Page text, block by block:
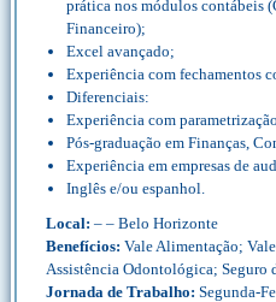
prática nos módulos contábeis
Financeiro);
Excel avançado;
Experiência com fechamentos
Diferenciais:
Experiência com
Pós-graduação em Finanças,
Experiência em empresas de
Inglês e/ou espanhol.
Local: – – Belo Horizonte
Benefícios: Vale Alimentação;
Assistência Odontológica; Seguro
Jornada de Trabalho: Segunda-